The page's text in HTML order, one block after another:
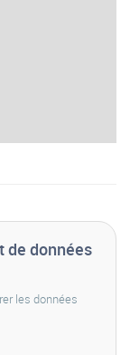
de données
les données